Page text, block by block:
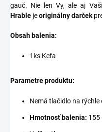
gauč. Nie len Vy, ale aj Vaši
Hrable jeoriginálny darček
Obsah balenia:
1ks Kefa
Parametre produktu:
Nemá tlačidlo na rýchle
Hmotnosť balenia: 155